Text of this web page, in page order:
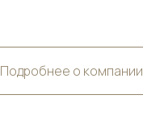
Подробнее о компании